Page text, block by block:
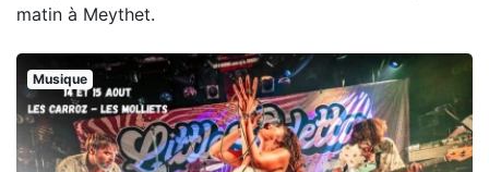
matin à Meythet.
Musique